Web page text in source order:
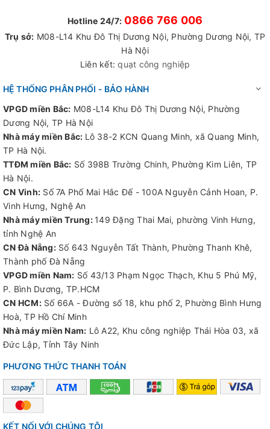
Hotline 24/7: 0866 766 006
Trụ sở: M08-L14 Khu Đô Thị Dương Nội, Phường Dương Nội, TP
Hà Nội
Liên kết:quạt công nghiệp
HỆ THỐNG PHÂN PHỐI - BẢO HÀNH
VPGD miền Bắc: M08-L14 Khu Đô Thị Dương Nội, Phường
Dương Nội, TP Hà Nội
Nhà máy miền Bắc: Lô 38-2 KCN Quang Minh, xã Quang Minh,
TP Hà Nội.
TTĐM miền Bắc: Số 398B Trường Chinh, Phường Kim Liên, TP
Hà Nội.
CN Vinh: Số 7A Phố Mai Hắc Đế - 100A Nguyễn Cảnh Hoan, P.
Vinh Hưng, Nghệ An
Nhà máy miền Trung: 149 Đặng Thai Mai, phường Vinh Hưng,
tỉnh Nghệ An
CN Đà Nẵng:Số 643 Nguyễn Tất Thành, Phường Thanh Khê,
Thành phố Đà Nẵng
VPGD miền Nam: Số 43/13 Phạm Ngọc Thạch, Khu 5 Phú Mỹ,
P. Bình Dương, TP.HCM
CN HCM:Số 66A - Đường số 18, khu phố 2, Phường Bình Hưng
Hoà, TP Hồ Chí Minh
Nhà máy miền Nam: Lô A22, Khu công nghiệp Thái Hòa 03, xã
Đức Lập, Tỉnh Tây Ninh
PHƯƠNG THỨC THANH TOÁN
KẾT NỐI VỚI CHÚNG TÔI